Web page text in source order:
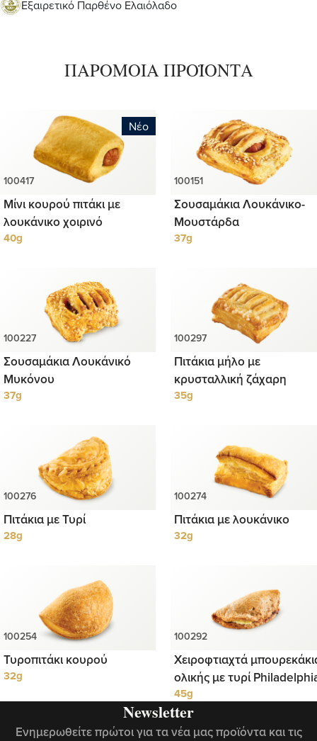
Εξαιρετικό Παρθένο Ελαιόλαδο
ΠΑΡΟΜΟΙΑ ΠΡΟΪΟΝΤΑ
Νέο
Μίνι κουρού πιτάκι με
λουκάνικο χοιρινό
40g
Σουσαμάκια Λουκάνικο-
Μουστάρδα
37g
Σουσαμάκια Λουκάνικό
Μυκόνου
37g
Πιτάκια μήλο με
κρυσταλλική ζάχαρη
35g
Πιτάκια με Τυρί
28g
Πιτάκια με λουκάνικο
32g
Τυροπιτάκι κουρού
32g
Χειροφτιαχτά
ολικής με τυρί
45g
Newsletter
Ενημερωθείτε πρώτοι για τα νέα μας προϊόντα και τις